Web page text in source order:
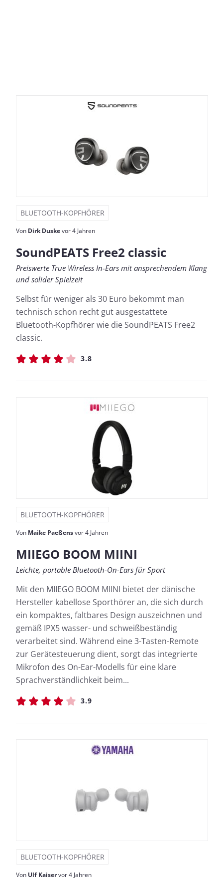
BLUETOOTH-KOPFHÖRER
Von Dirk Duskevor 4 Jahren
SoundPEATS Free2 classic
Preiswerte True Wireless In-Ears mit ansprechendem Klang
und solider Spielzeit
Selbst für weniger als 30 Euro bekommt man
technisch schon recht gut ausgestattete
Bluetooth-Kopfhörer wie die SoundPEATS Free2
classic.
3.8
BLUETOOTH-KOPFHÖRER
Von Maike Paeßensvor 4 Jahren
MIIEGO BOOM MIINI
Leichte, portable Bluetooth-On-Ears für Sport
Mit den MIIEGO BOOM MIINI bietet der dänische
Hersteller kabellose Sporthörer an, die sich durch
ein kompaktes, faltbares Design auszeichnen und
gemäß IPX5 wasser- und schweißbeständig
verarbeitet sind. Während eine 3-Tasten-Remote
zur Gerätesteuerung dient, sorgt das integrierte
Mikrofon des On-Ear-Modells für eine klare
Sprachverständlichkeit beim...
3.9
BLUETOOTH-KOPFHÖRER
Von Ulf Kaiservor 4 Jahren